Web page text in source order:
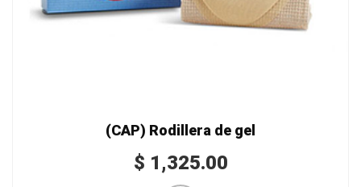
(CAP) Rodillera de gel
$ 1,325.00